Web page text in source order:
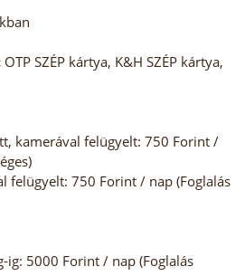
OTP SZÉP kártya, K&H SZÉP kártya,
kamerával felügyelt: 750 Forint /
felügyelt: 750 Forint / nap (Foglalás
ig: 5000 Forint / nap (Foglalás